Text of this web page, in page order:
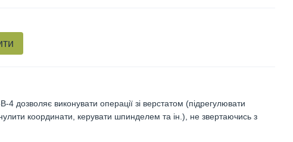
4 дозволяє виконувати операції зі верстатом (підрегулювати
координати, керувати шпинделем та ін.), не звертаючись з